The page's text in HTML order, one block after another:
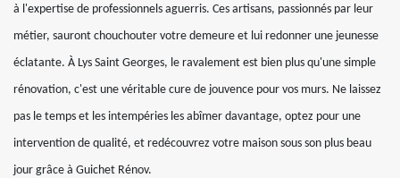
à l'expertise de professionnels aguerris. Ces artisans, passionnés par leur
métier, sauront chouchouter votre demeure et lui redonner une jeunesse
éclatante. À Lys Saint Georges, le ravalement est bien plus qu'une simple
rénovation, c'est une véritable cure de jouvence pour vos murs. Ne laissez
pas le temps et les intempéries les abîmer davantage, optez pour une
intervention de qualité, et redécouvrez votre maison sous son plus beau
jour grâce à Guichet Rénov.